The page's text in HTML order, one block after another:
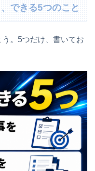
できる5つのこと
。5つだけ、書いてお